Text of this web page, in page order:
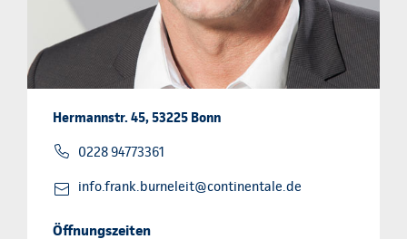
Hermannstr. 45, 53225 Bonn
0228 94773361
info.frank.burneleit@continentale.de
Öffnungszeiten